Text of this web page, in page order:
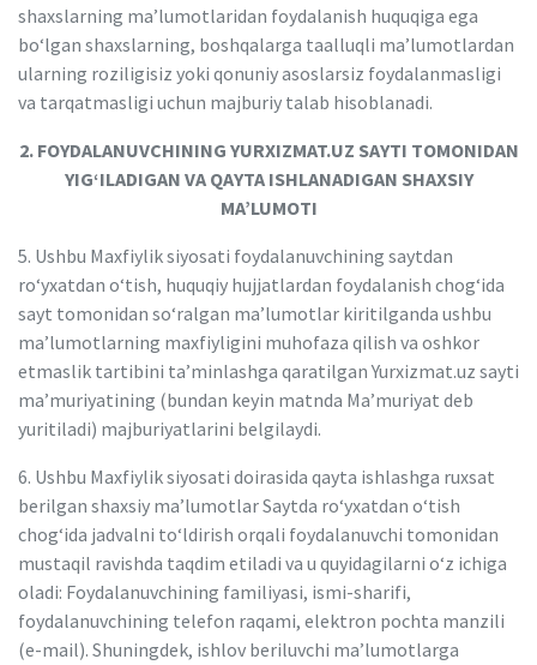
shaxslarning maʼlumotlaridan foydalanish huquqiga ega
bo‘lgan shaxslarning, boshqalarga taalluqli maʼlumotlardan
ularning roziligisiz yoki qonuniy asoslarsiz foydalanmasligi
va tarqatmasligi uchun majburiy talab hisoblanadi.
2. FOYDALANUVCHINING YURXIZMAT.UZ SAYTI TOMONIDAN
YIG‘ILADIGAN VA QAYTA ISHLANADIGAN SHAXSIY
MAʼLUMOTI
5. Ushbu Maxfiylik siyosati foydalanuvchining saytdan
ro‘yxatdan o‘tish, huquqiy hujjatlardan foydalanish chog‘ida
sayt tomonidan so‘ralgan maʼlumotlar kiritilganda ushbu
maʼlumotlarning maxfiyligini muhofaza qilish va oshkor
etmaslik tartibini taʼminlashga qaratilgan Yurxizmat.uz sayti
maʼmuriyatining (bundan keyin matnda Maʼmuriyat deb
yuritiladi) majburiyatlarini belgilaydi.
6. Ushbu Maxfiylik siyosati doirasida qayta ishlashga ruxsat
berilgan shaxsiy maʼlumotlar Saytda ro‘yxatdan o‘tish
chog‘ida jadvalni to‘ldirish orqali foydalanuvchi tomonidan
mustaqil ravishda taqdim etiladi va u quyidagilarni o‘z ichiga
oladi: Foydalanuvchining familiyasi, ismi-sharifi,
foydalanuvchining telefon raqami, elektron pochta manzili
(e-mail). Shuningdek, ishlov beriluvchi maʼlumotlarga